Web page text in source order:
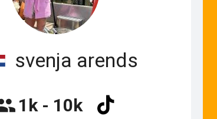
svenja arends
1k - 10k